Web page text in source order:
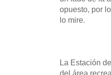
opuesto, por
lo mire.
La Estación
del área